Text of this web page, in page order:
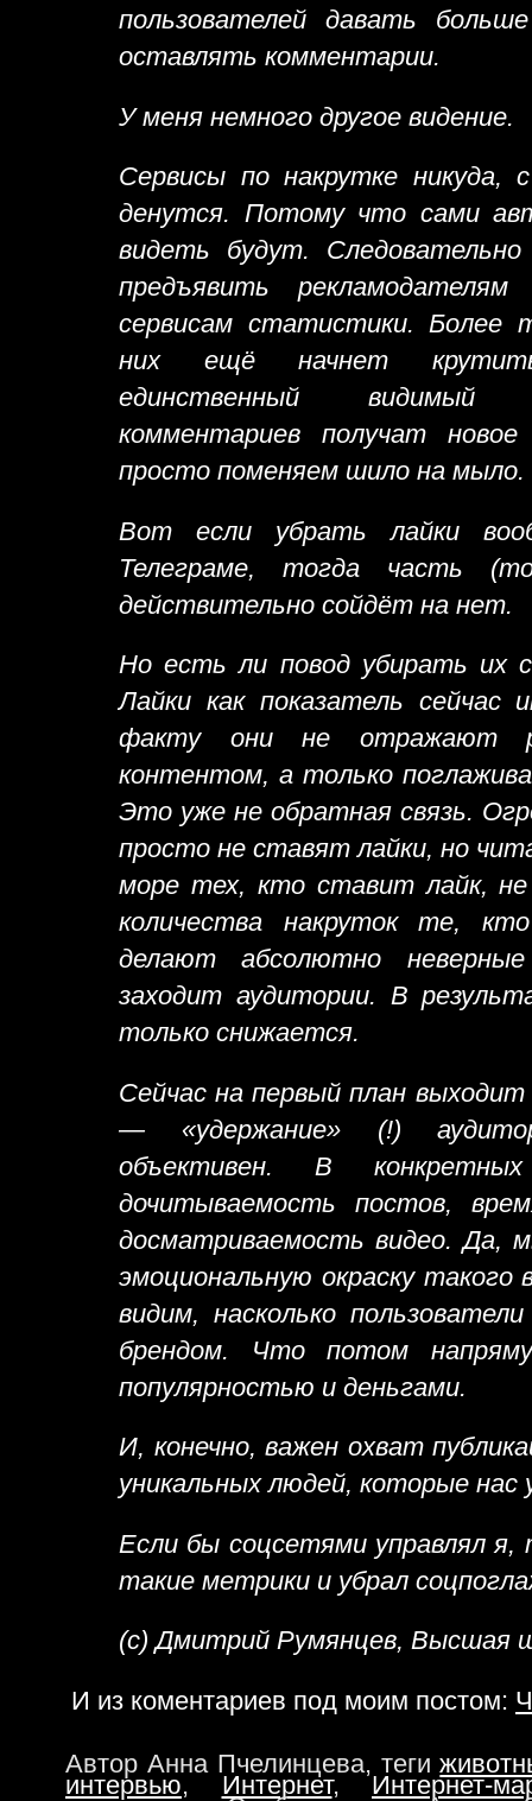
пользователей давать
оставлять комментарии.
У меня немного другое видение.
Сервисы по накрутке никуда,
денутся. Потому что сами
видеть будут.
предъявить
сервисам статистики. Более
них ещё начнет
единственный видимый
комментариев получат
просто поменяем шило на мыло.
Вот если убрать лайки
Телеграме, тогда часть
действительно сойдёт на нет.
Но есть ли повод убирать их
Лайки как показатель
факту они не отражают
контентом, а только
Это уже не обратная связь.
просто не ставят лайки, но
море тех, кто ставит лайк, не
количества накруток те,
делают абсолютно
заходит аудитории. В
только снижается.
Сейчас на первый план
— «удержание» (!)
объективен. В
дочитываемость постов,
досматриваемость видео. Да,
эмоциональную окраску такого
видим, насколько
брендом. Что потом
популярностью и деньгами.
И, конечно, важен охват
уникальных людей, которые нас
Если бы соцсетями управлял я,
такие метрики и убрал
(с) Дмитрий Румянцев, Высшая
И из коментариев под моим постом:
Автор Анна Пчелинцева, теги
интервью, Интернет,Интернет-